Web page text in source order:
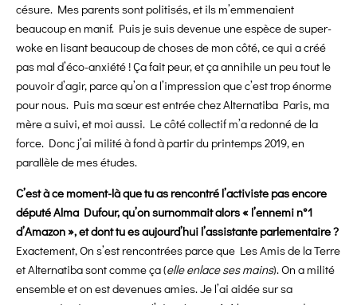
césure. Mes parents sont politisés, et ils m’emmenaient
beaucoup en manif. Puis je suis devenue une espèce de super-
woke en lisant beaucoup de choses de mon côté, ce qui a créé
pas mal d’éco-anxiété ! Ça fait peur, et ça annihile un peu tout le
pouvoir d’agir, parce qu’on a l’impression que c’est trop énorme
pour nous. Puis ma sœur est entrée chez Alternatiba Paris, ma
mère a suivi, et moi aussi. Le côté collectif m’a redonné de la
force. Donc j’ai milité à fond à partir du printemps 2019, en
parallèle de mes études.
C’est à ce moment-là que tu as rencontré l’activiste pas encore
député Alma Dufour, qu’on surnommait alors « l’ennemi n°1
d’Amazon », et dont tu es aujourd’hui l’assistante parlementaire ?
Exactement, On s’est rencontrées parce que Les Amis de la Terre
et Alternatiba sont comme ça (elle enlace ses mains). On a milité
ensemble et on est devenues amies. Je l’ai aidée sur sa